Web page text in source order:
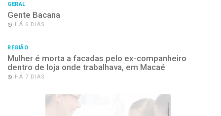
GERAL
Gente Bacana
HÁ 6 DIAS
REGIÃO
Mulher é morta a facadas pelo ex-companheiro
dentro de loja onde trabalhava, em Macaé
HÁ 7 DIAS